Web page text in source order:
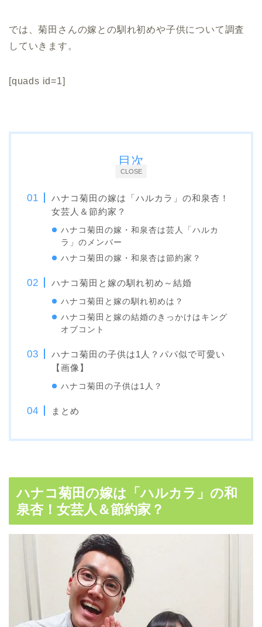
では、菊田さんの嫁との馴れ初めや子供について調査
していきます。
[quads id=1]
CLOSE
目次
ハナコ菊田の嫁は「ハルカラ」の和泉杏！
女芸人＆節約家？
ハナコ菊田の嫁・和泉杏は芸人「ハルカ
ラ」のメンバー
ハナコ菊田の嫁・和泉杏は節約家？
ハナコ菊田と嫁の馴れ初め～結婚
ハナコ菊田と嫁の馴れ初めは？
ハナコ菊田と嫁の結婚のきっかけはキング
オブコント
ハナコ菊田の子供は1人？パパ似で可愛い
【画像】
ハナコ菊田の子供は1人？
まとめ
ハナコ菊田の嫁は「ハルカラ」の和
泉杏！女芸人＆節約家？